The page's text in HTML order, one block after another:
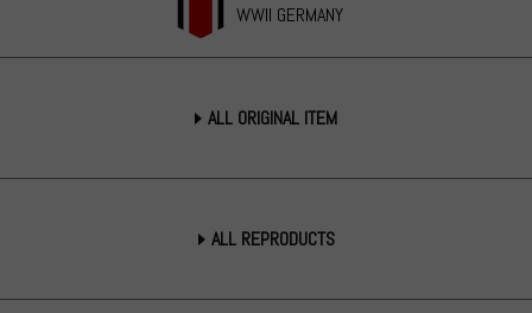
WWII GERMANY
ALL ORIGINAL ITEM
ALL REPRODUCTS